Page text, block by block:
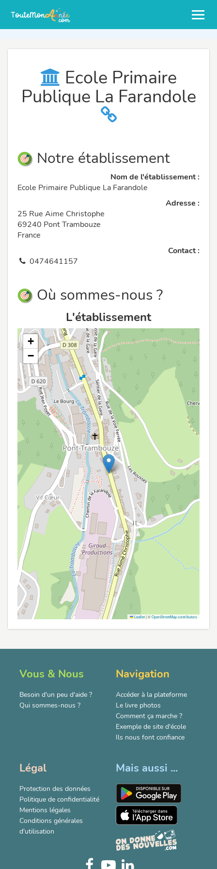
Ecole Primaire
Publique La Farandole
Notre établissement
Nom de l'établissement :
Ecole Primaire Publique La Farandole
Adresse :
25 Rue Aime Christophe
69240 Pont Trambouze
France
Contact :
0474641157
Où sommes-nous ?
L'établissement
+
−
Leaflet|©OpenStreetMap contributors
Vous & Nous
Besoin d'un peu d'aide ?
Qui sommes-nous ?
Navigation
Accéder à la plateforme
Le livre photos
Comment ça marche ?
Exemple de site d'école
Ils nous font confiance
Légal
Protection des données
Politique de confidentialité
Mentions légales
Conditions générales
d'utilisation
Mais aussi ...